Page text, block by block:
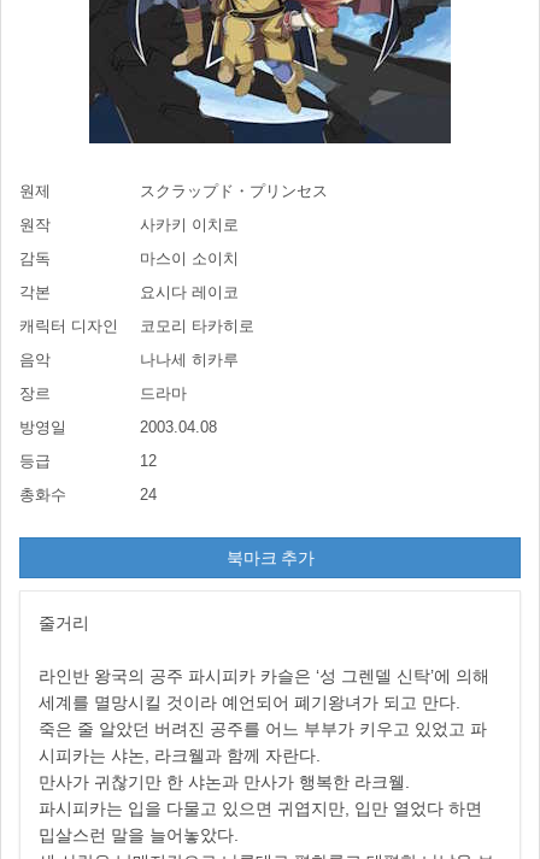
원제
スクラップド・プリンセス
원작
사카키 이치로
감독
마스이 소이치
각본
요시다 레이코
캐릭터 디자인
코모리 타카히로
음악
나나세 히카루
장르
드라마
방영일
2003.04.08
등급
12
총화수
24
북마크 추가
줄거리
라인반 왕국의 공주 파시피카 카슬은 ‘성 그렌델 신탁’에 의해
세계를 멸망시킬 것이라 예언되어 폐기왕녀가 되고 만다.
죽은 줄 알았던 버려진 공주를 어느 부부가 키우고 있었고 파
시피카는 샤논, 라크웰과 함께 자란다.
만사가 귀찮기만 한 샤논과 만사가 행복한 라크웰.
파시피카는 입을 다물고 있으면 귀엽지만, 입만 열었다 하면
밉살스런 말을 늘어놓았다.